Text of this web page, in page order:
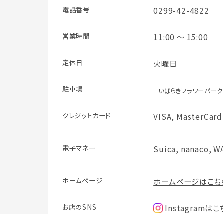
電話番号 0299-42-4822
営業時間 11:00 ～ 15:00
定休日 火曜日
駐車場 いばらきフラワーパー
クレジットカード VISA,
電子マネー Suica, nanaco,
ホームページ ホームページはこち
お店のSNS Instagramはこ